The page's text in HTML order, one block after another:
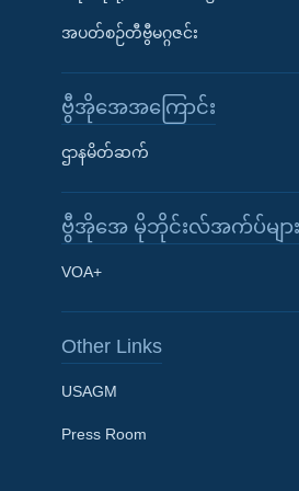
Learning English
ဘာသာစကားများ
အပတ်စဉ်တီဗွီမဂ္ဂဇင်း
ဗွီအိုအေအကြောင်း
ဌာနမိတ်ဆက်
ဗွီအိုအေ မိုဘိုင်းလ်အက်ပ်မျာ
VOA+
Other Links
USAGM
Press Room